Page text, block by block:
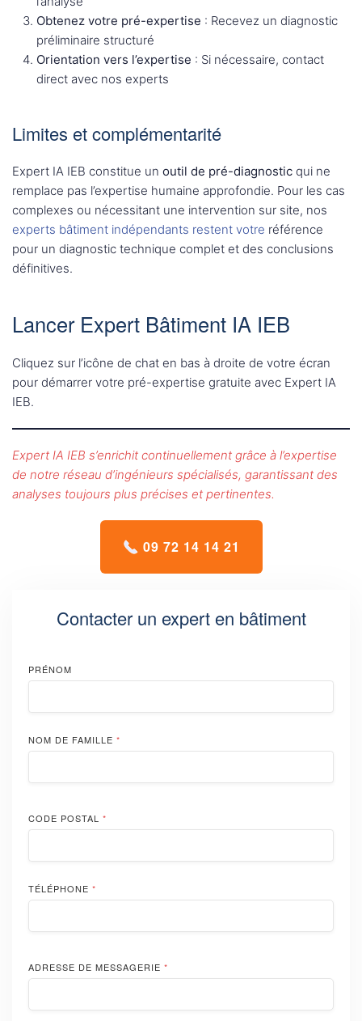
Obtenez votre pré-expertise : Recevez un diagnostic
préliminaire structuré
Orientation vers l’expertise : Si nécessaire, contact
direct avec nos experts
Limites et complémentarité
Expert IA IEB constitue un outil de pré-diagnostic qui ne
remplace pas l’expertise humaine approfondie. Pour les cas
complexes ou nécessitant une intervention sur site, nos
experts bâtiment indépendants restent votre référence
pour un diagnostic technique complet et des conclusions
définitives.
Lancer Expert Bâtiment IA IEB
Cliquez sur l’icône de chat en bas à droite de votre écran
pour démarrer votre pré-expertise gratuite avec Expert IA
IEB.
Expert IA IEB s’enrichit continuellement grâce à l’expertise
de notre réseau d’ingénieurs spécialisés, garantissant des
analyses toujours plus précises et pertinentes.
09 72 14 14 21
Contacter un expert en bâtiment
PRÉNOM
NOM DE FAMILLE *
CODE POSTAL *
TÉLÉPHONE *
ADRESSE DE MESSAGERIE *